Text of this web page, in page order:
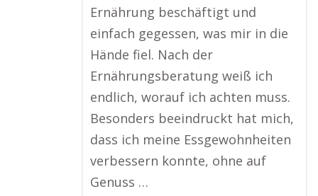
Ernährung beschäftigt und
einfach gegessen, was mir in die
Hände fiel. Nach der
Ernährungsberatung weiß ich
endlich, worauf ich achten muss.
Besonders beeindruckt hat mich,
dass ich meine Essgewohnheiten
verbessern konnte, ohne auf
Genuss …